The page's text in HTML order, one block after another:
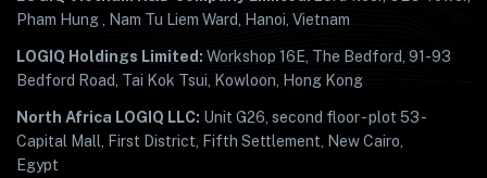
Pham Hung , Nam Tu Liem Ward, Hanoi, Vietnam
LOGIQ Holdings Limited: Workshop 16E, The Bedford, 91-93
Bedford Road, Tai Kok Tsui, Kowloon, Hong Kong
North Africa LOGIQ LLC: Unit G26, second floor - plot 53 -
Capital Mall, First District, Fifth Settlement, New Cairo,
Egypt